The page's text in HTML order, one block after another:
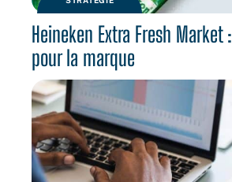
Heineken Extra Fresh
pour la marque